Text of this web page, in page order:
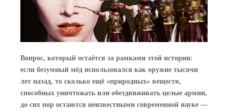
Вопрос, который остаётся за рамками этой истории:
если безумный мёд использовался как оружие тысячи
лет назад, то сколько ещё «природных» веществ,
способных уничтожать или обездвиживать целые армии,
до сих пор остаются неизвестными современной науке —